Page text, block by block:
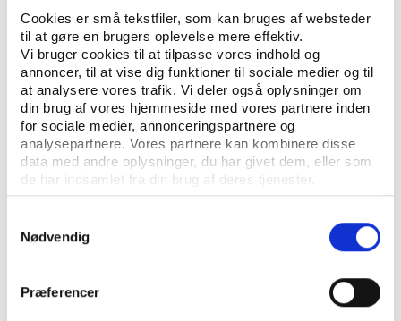
Cookies er små tekstfiler, som kan bruges af websteder
til at gøre en brugers oplevelse mere effektiv.
Vi bruger cookies til at tilpasse vores indhold og
annoncer, til at vise dig funktioner til sociale medier og til
at analysere vores trafik. Vi deler også oplysninger om
din brug af vores hjemmeside med vores partnere inden
for sociale medier, annonceringspartnere og
analysepartnere. Vores partnere kan kombinere disse
data med andre oplysninger, du har givet dem, eller som
de har indsamlet fra din brug af deres tjenester.
Nødvendig
Præferencer
Marcus Mazzucco, Jensen Brehaut
PtG OPINION
With Olympics approaching, it’s time to
recognize children as a protected class in
sport
Peter Donnelly, Marcus Mazzucco